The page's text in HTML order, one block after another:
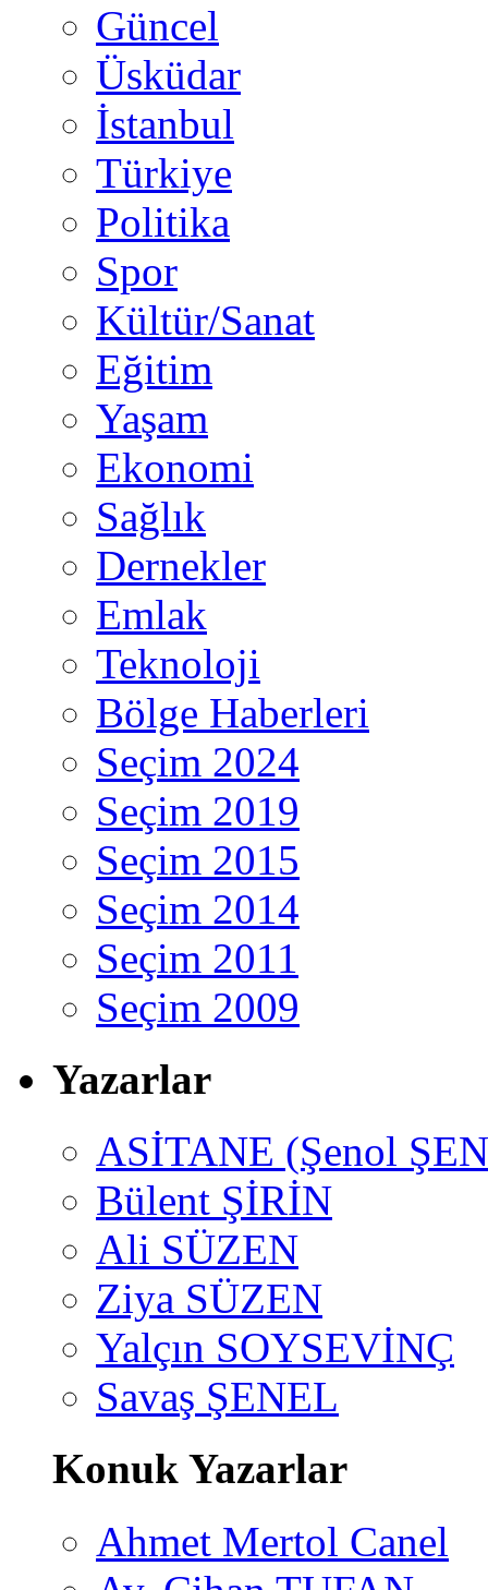
Güncel
Üsküdar
İstanbul
Türkiye
Politika
Spor
Kültür/Sanat
Eğitim
Yaşam
Ekonomi
Sağlık
Dernekler
Emlak
Teknoloji
Bölge Haberleri
Seçim 2024
Seçim 2019
Seçim 2015
Seçim 2014
Seçim 2011
Seçim 2009
Yazarlar
ASİTANE (Şenol
Bülent ŞİRİN
Ali SÜZEN
Ziya SÜZEN
Yalçın SOYSEVİNÇ
Savaş ŞENEL
Konuk Yazarlar
Ahmet Mertol Canel